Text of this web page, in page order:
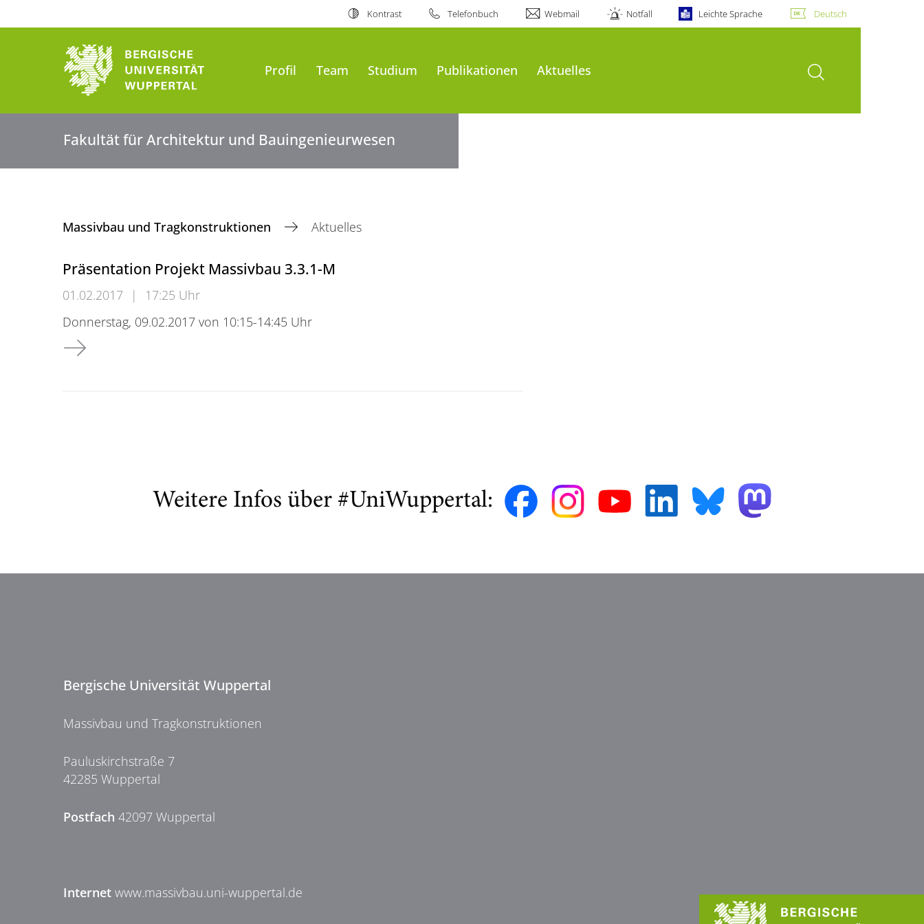
Kontrast Telefonbuch Webmail Notfall Leichte Sprache Deutsch
Profil Team Studium Publikationen Aktuelles Suche öffnen
Fakultät für Architektur und Bauingenieurwesen
Massivbau und Tragkonstruktionen Aktuelles
Präsentation Projekt Massivbau 3.3.1-M
01.02.2017 |
17:25 Uhr
Donnerstag, 09.02.2017 von 10:15-14:45 Uhr
Präsentation Projekt Massivbau 3.3.1-M
Weitere Infos über #UniWuppertal:
Bergische Universität Wuppertal
Massivbau und Tragkonstruktionen
Pauluskirchstraße 7
42285 Wuppertal
Postfach 42097 Wuppertal
Internet www.massivbau.uni-wuppertal.de